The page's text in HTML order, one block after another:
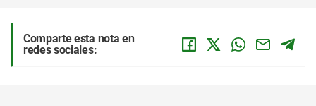
Comparte esta nota en
redes sociales: